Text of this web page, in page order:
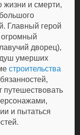
жизни и смерти,
Главный герой
дворец),
умерших
строительства
путешествовать
и пытаться